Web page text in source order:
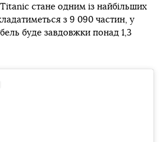
стане одним із найбільших
з 9 090 частин, у
буде завдовжки понад 1,3